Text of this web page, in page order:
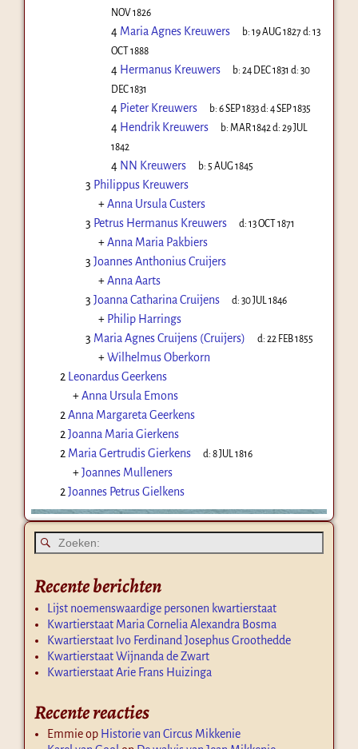
NOV 1826
4 Maria Agnes Kreuwers b:19 AUG 1827d:13
OCT 1888
4 Hermanus Kreuwers b:24 DEC 1831 d:30
DEC 1831
4 Pieter Kreuwers b:6 SEP 1833d:4 SEP 1835
4 Hendrik Kreuwers b: MAR 1842 d:29 JUL
1842
4 NN Kreuwers b: 5 AUG 1845
3 Philippus Kreuwers
+Anna Ursula Custers
3 Petrus Hermanus Kreuwers d:13 OCT 1871
+Anna Maria Pakbiers
3 Joannes Anthonius Cruijers
+Anna Aarts
3 Joanna Catharina Cruijens d:30 JUL 1846
+ Philip Harrings
3 Maria Agnes Cruijens (Cruijers) d:22 FEB 1855
+Wilhelmus Oberkorn
2 Leonardus Geerkens
+Anna Ursula Emons
2 Anna Margareta Geerkens
2 Joanna Maria Gierkens
2 Maria Gertrudis Gierkens d:8 JUL 1816
+Joannes Mulleners
2 Joannes Petrus Gielkens
Recente berichten
Lijst noemenswaardige personen kwartierstaat
Kwartierstaat Maria Cornelia Alexandra Bosma
Kwartierstaat Ivo Ferdinand Josephus Groothedde
Kwartierstaat Wijnanda de Zwart
Kwartierstaat Arie Frans Huizinga
Recente reacties
Emmieop Historie van Circus Mikkenie